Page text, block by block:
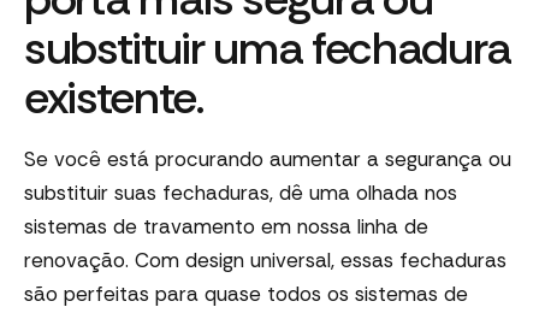
substituir uma fechadura
existente.
Se você está procurando aumentar a segurança ou
substituir suas fechaduras, dê uma olhada nos
sistemas de travamento em nossa linha de
renovação. Com design universal, essas fechaduras
são perfeitas para quase todos os sistemas de